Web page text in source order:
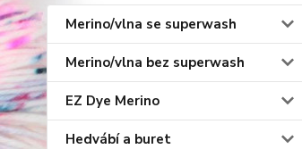
Merino/vlna se superwash
Merino/vlna bez superwash
EZ Dye Merino
Hedvábí a buret